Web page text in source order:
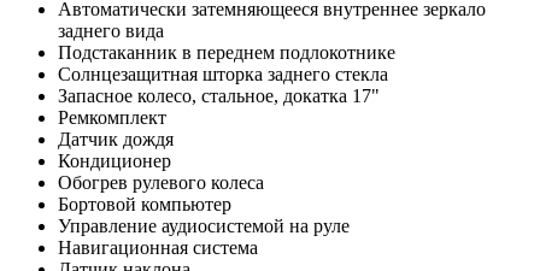
Автоматически затемняющееся внутреннее зеркало
заднего вида
Подстаканник в переднем подлокотнике
Солнцезащитная шторка заднего стекла
Запасное колесо, стальное, докатка 17"
Ремкомплект
Датчик дождя
Кондиционер
Обогрев рулевого колеса
Бортовой компьютер
Управление аудиосистемой на руле
Навигационная система